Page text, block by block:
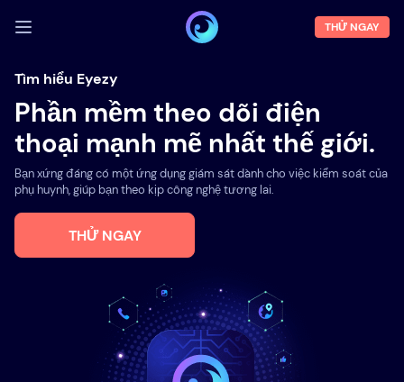
ĐĂNG NHẬP
Demo
Tính năng
Về chúng tôi
Blog
THỬ NGAY
Tìm hiểu Eyezy
Phần mềm theo dõi điện
thoại mạnh mẽ nhất thế giới.
Bạn xứng đáng có một ứng dụng giám sát dành cho việc kiểm soát của
phụ huynh, giúp bạn theo kịp công nghệ tương lai.
THỬ NGAY